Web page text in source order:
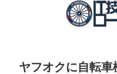
ヤフオクに自転車